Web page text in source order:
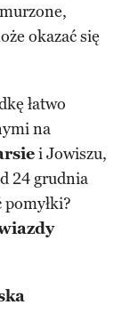
okazać się
łatwo
na
i Jowiszu,
24 grudnia